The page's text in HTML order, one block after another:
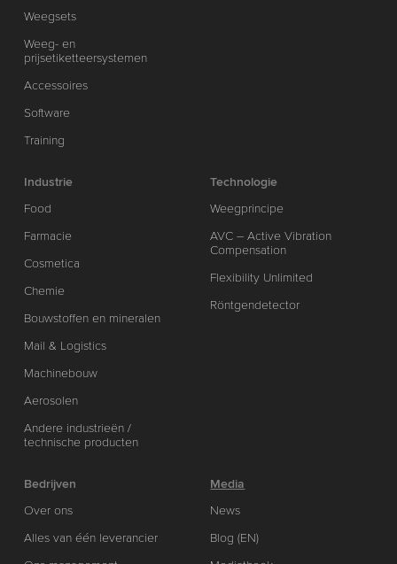
Weegsets
Weeg- en
prijsetiketteersystemen
Accessoires
Software
Training
Industrie
Food
Farmacie
Cosmetica
Chemie
Bouwstoffen en mineralen
Mail & Logistics
Machinebouw
Aerosolen
Andere industrieën /
technische producten
Technologie
Weegprincipe
AVC – Active Vibration
Compensation
Flexibility Unlimited
Röntgendetector
Bedrijven
Over ons
Alles van één leverancier
Media
News
Blog (EN)